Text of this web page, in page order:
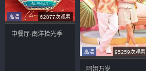
高清 62877次观看
中餐厅·南洋拾光季
高清 95259次观看
阿姐万岁